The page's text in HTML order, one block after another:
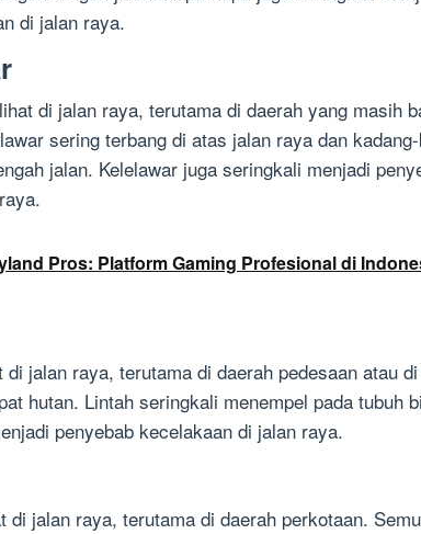
di jalan raya.
di jalan raya, terutama di daerah yang masih
sering terbang di atas jalan raya dan
jalan. Kelelawar juga seringkali menjadi
Pros: Platform Gaming Profesional di
jalan raya, terutama di daerah pedesaan atau
hutan. Lintah seringkali menempel pada tubuh
penyebab kecelakaan di jalan raya.
di jalan raya, terutama di daerah perkotaan.